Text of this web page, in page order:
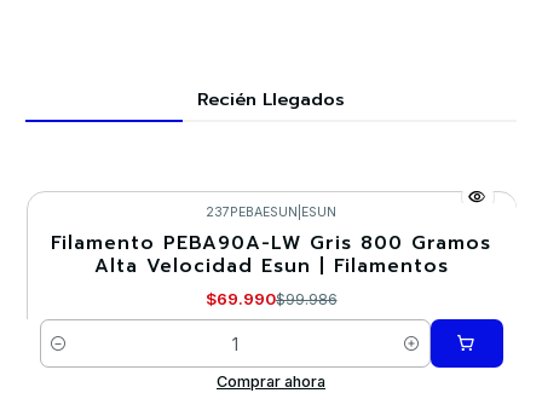
Recién Llegados
-30%
237PEBAESUN ESUN
Filamento PEBA90A-LW Gris 800 Gramos
Alta Velocidad Esun | Filamentos
$69.990$99.986
Cantidad
Comprar ahora